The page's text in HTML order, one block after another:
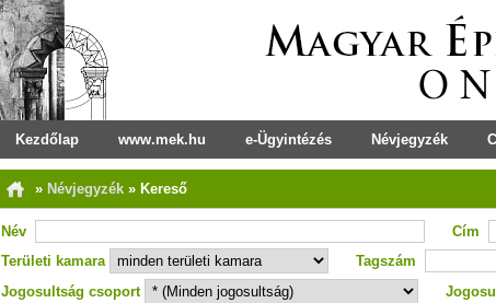
Kezdőlap www.mek.hu e-Ügyintézés Névjegyzék
» Névjegyzék » Kereső
Név
Cím
Területi kamara
Tagszám
Jogosultság csoport